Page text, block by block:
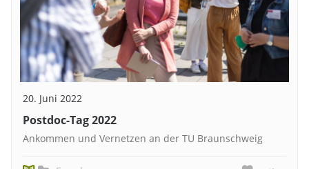
20. Juni 2022
Postdoc-Tag 2022
Ankommen und Vernetzen an der TU Braunschweig